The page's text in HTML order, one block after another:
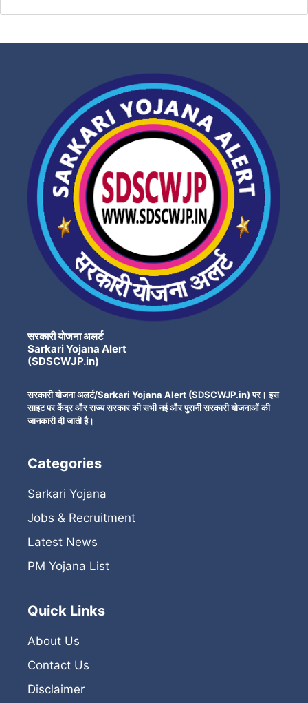
सरकारी योजना अलर्ट
Sarkari Yojana Alert
(SDSCWJP.in)
सरकारी योजना अलर्ट/Sarkari Yojana Alert (SDSCWJP.in) पर। इस
साइट पर केंद्र और राज्य सरकार की सभी नई और पुरानी सरकारी योजनाओं की
जानकारी दी जाती है।
Categories
Sarkari Yojana
Jobs & Recruitment
Latest News
PM Yojana List
Quick Links
About Us
Contact Us
Disclaimer